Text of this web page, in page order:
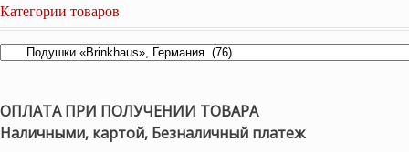
Категории товаров
ОПЛАТА ПРИ ПОЛУЧЕНИИ ТОВАРА
Наличными, картой, Безналичный платеж